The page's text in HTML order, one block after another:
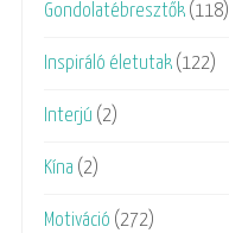
Gondolatébresztők (118)
Inspiráló életutak (122)
Interjú (2)
Kína (2)
Motiváció (272)